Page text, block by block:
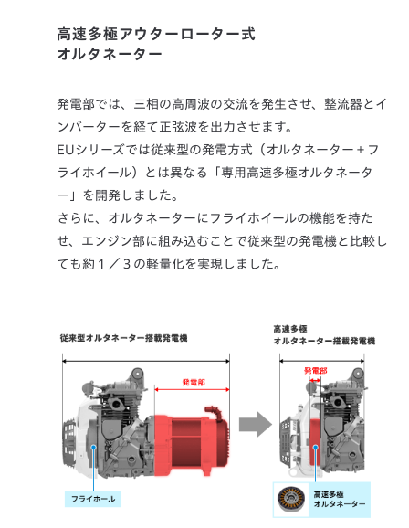
高速多極アウターローター式
オルタネーター
発電部では、三相の高周波の交流を発生させ、整流器とイ
ンバーターを経て正弦波を出力させます。
EUシリーズでは従来型の発電方式（オルタネーター＋フ
ライホイール）とは異なる「専用高速多極オルタネータ
ー」を開発しました。
さらに、オルタネーターにフライホイールの機能を持た
せ、エンジン部に組み込むことで従来型の発電機と比較し
ても約１／３の軽量化を実現しました。